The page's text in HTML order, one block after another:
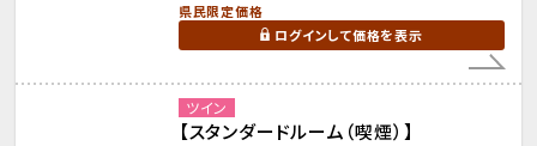
県民限定価格
ログインして価格を表示
ツイン
【スタンダードルーム（喫煙）】